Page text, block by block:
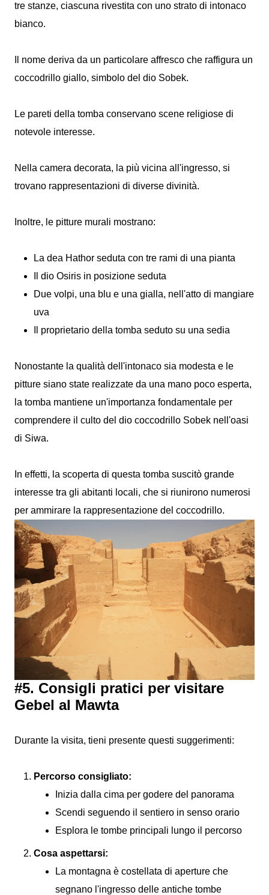
tre stanze, ciascuna rivestita con uno strato di intonaco
bianco.
Il nome deriva da un particolare affresco che raffigura un
coccodrillo giallo, simbolo del dio Sobek.
Le pareti della tomba conservano scene religiose di
notevole interesse.
Nella camera decorata, la più vicina all'ingresso, si
trovano rappresentazioni di diverse divinità.
Inoltre, le pitture murali mostrano:
La dea Hathor seduta con tre rami di una pianta
Il dio Osiris in posizione seduta
Due volpi, una blu e una gialla, nell'atto di mangiare
uva
Il proprietario della tomba seduto su una sedia
Nonostante la qualità dell'intonaco sia modesta e le
pitture siano state realizzate da una mano poco esperta,
la tomba mantiene un'importanza fondamentale per
comprendere il culto del dio coccodrillo Sobek nell'oasi
di Siwa.
In effetti, la scoperta di questa tomba suscitò grande
interesse tra gli abitanti locali, che si riunirono numerosi
per ammirare la rappresentazione del coccodrillo.
#5. Consigli pratici per visitare
Gebel al Mawta
Durante la visita, tieni presente questi suggerimenti:
Percorso consigliato:
Inizia dalla cima per godere del panorama
Scendi seguendo il sentiero in senso orario
Esplora le tombe principali lungo il percorso
Cosa aspettarsi:
La montagna è costellata di aperture che
segnano l'ingresso delle antiche tombe